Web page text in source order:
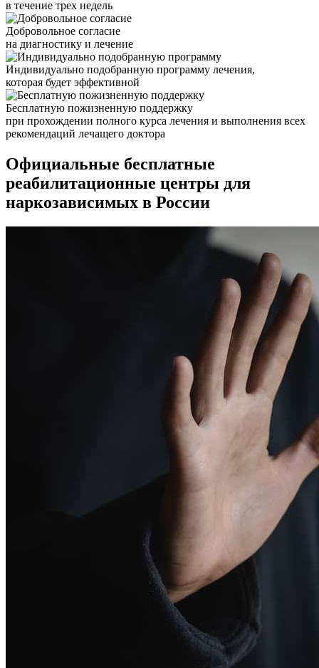
в течение трех недель
Добровольное согласие
на диагностику и лечение
Индивидуально подобранную программу лечения,
которая будет эффективной
Бесплатную пожизненную поддержку
при прохождении полного курса лечения и выполнения всех
рекомендаций лечащего доктора
Официальные бесплатные
реабилитационные центры для
наркозависимых в России